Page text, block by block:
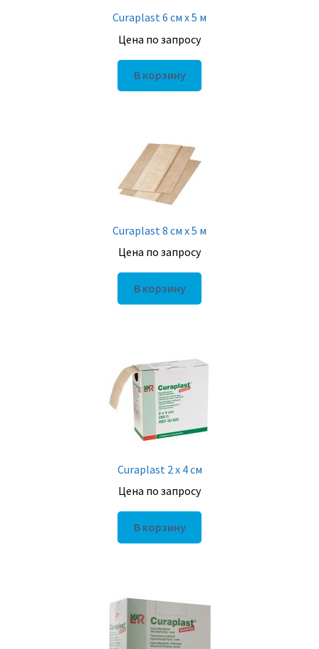
Curaplast 6 см х 5 м
Цена по запросу
В корзину
Curaplast 8 см х 5 м
Цена по запросу
В корзину
Curaplast 2 х 4 см
Цена по запросу
В корзину